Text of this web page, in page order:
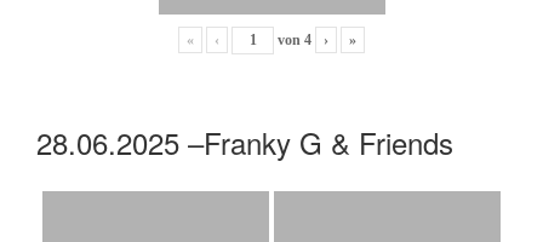
« ‹ von 4 › »
28.06.2025 –Franky G & Friends